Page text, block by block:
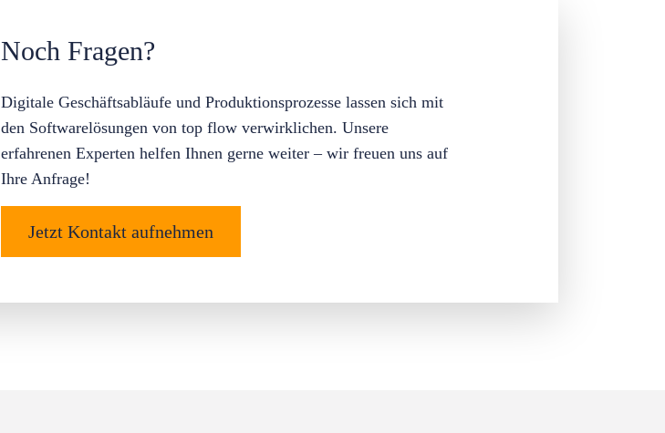
Noch Fragen?
Digitale Geschäftsabläufe und Produktionsprozesse lassen sich mit
den Softwarelösungen von top flow verwirklichen. Unsere
erfahrenen Experten helfen Ihnen gerne weiter – wir freuen uns auf
Ihre Anfrage!
Jetzt Kontakt aufnehmen